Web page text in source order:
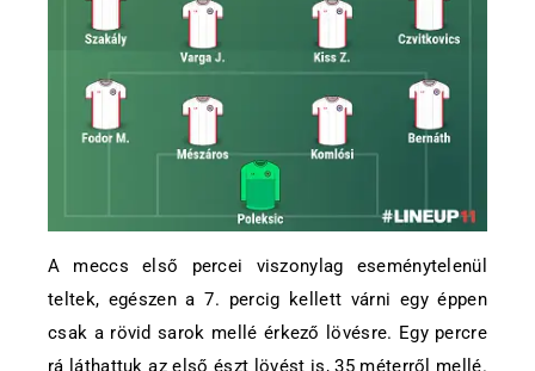
A meccs első percei viszonylag eseménytelenül
teltek, egészen a 7. percig kellett várni egy éppen
csak a rövid sarok mellé érkező lövésre. Egy percre
rá láthattuk az első észt lövést is, 35 méterről mellé.